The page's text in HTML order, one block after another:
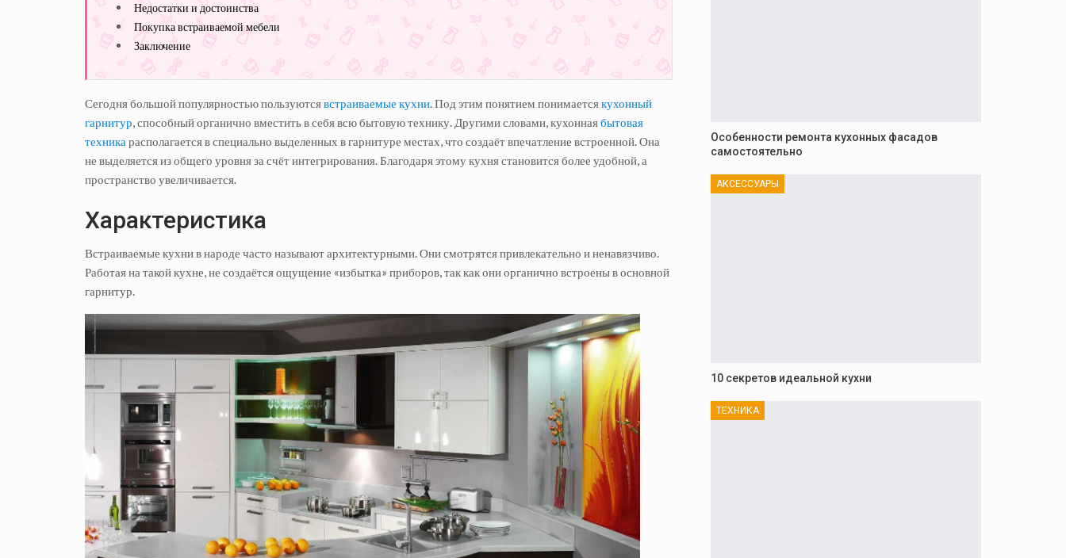
Недостатки и достоинства
Покупка встраиваемой мебели
Заключение
Сегодня большой популярностью пользуютсявстраиваемые кухни. Под этим понятием понимаетсякухонный
гарнитур, способный органично вместить в себя всю бытовую технику. Другими словами, кухоннаябытовая
техника располагается в специально выделенных в гарнитуре местах, что создаёт впечатление встроенной. Она
не выделяется из общего уровня за счёт интегрирования. Благодаря этому кухня становится более удобной, а
пространство увеличивается.
Характеристика
Встраиваемые кухни в народе часто называют архитектурными. Они смотрятся привлекательно и ненавязчиво.
Работая на такой кухне, не создаётся ощущение «избытка» приборов, так как они органично встроены в основной
гарнитур.
Особенности ремонта кухонных фасадов
самостоятельно
АКСЕССУАРЫ
10 секретов идеальной кухни
ТЕХНИКА